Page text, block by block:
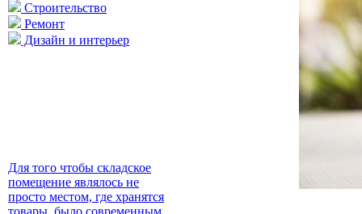
Строительство
Ремонт
Дизайн и интерьер
Для того чтобы складское
помещение являлось не
просто местом, где хранятся
товары, было современным